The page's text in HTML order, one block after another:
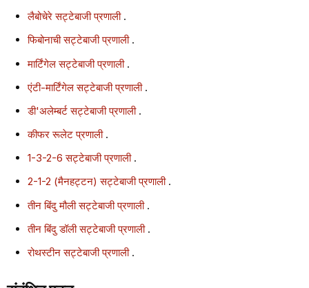
लैबोचेरे सट्टेबाजी प्रणाली.
फिबोनाची सट्टेबाजी प्रणाली.
मार्टिंगेल सट्टेबाजी प्रणाली.
एंटी-मार्टिंगेल सट्टेबाजी प्रणाली.
डी'अलेम्बर्ट सट्टेबाजी प्रणाली.
कीफर रूलेट प्रणाली.
1-3-2-6 सट्टेबाजी प्रणाली.
2-1-2 (मैनहट्टन) सट्टेबाजी प्रणाली.
तीन बिंदु मौली सट्टेबाजी प्रणाली.
तीन बिंदु डॉली सट्टेबाजी प्रणाली.
रोथस्टीन सट्टेबाजी प्रणाली.